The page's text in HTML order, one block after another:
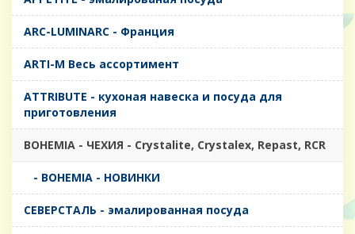
ARC-LUMINARC - Франция
ARTI-M Весь ассортимент
ATTRIBUTE - кухоная навеска и посуда для
приготовления
BOHEMIA - ЧЕХИЯ - Crystalite, Crystalex, Repast, RCR
- BOHEMIA - НОВИНКИ
CЕВЕРСТАЛЬ - эмалированная посуда